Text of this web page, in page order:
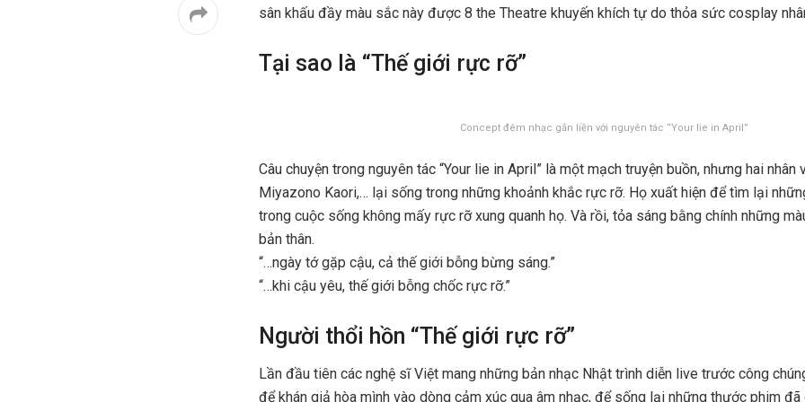
sân khấu đầy màu sắc này được 8 the Theatre khuyến khích tự do thỏa sức cosplay
Tại sao là “Thế giới rực rỡ”
Concept đêm nhạc gắn liền với nguyên tác “Your lie in April”
Câu chuyện trong nguyên tác “Your lie in April” là một mạch truyện buồn, nhưng hai nhân
Miyazono Kaori,… lại sống trong những khoảnh khắc rực rỡ. Họ xuất hiện để tìm lại
trong cuộc sống không mấy rực rỡ xung quanh họ. Và rồi, tỏa sáng bằng chính những
bản thân.
“…ngày tớ gặp cậu, cả thế giới bỗng bừng sáng.”
“…khi cậu yêu, thế giới bỗng chốc rực rỡ.”
Người thổi hồn “Thế giới rực rỡ”
Lần đầu tiên các nghệ sĩ Việt mang những bản nhạc Nhật trình diễn live trước công
để khán giả hòa mình vào dòng cảm xúc qua âm nhạc, để sống lại những thước phim